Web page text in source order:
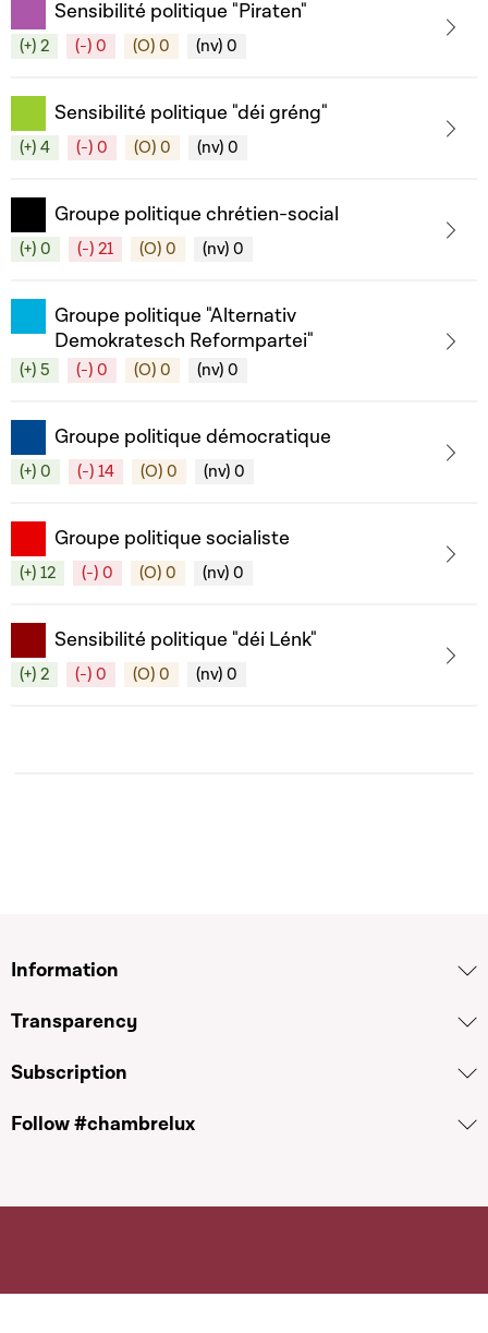
Sensibilité politique "Piraten"
(+) 2 (-) 0 (O) 0 (nv) 0
Sensibilité politique "déi gréng"
(+) 4 (-) 0 (O) 0 (nv) 0
Groupe politique chrétien-social
(+) 0 (-) 21 (O) 0 (nv) 0
Groupe politique "Alternativ
Demokratesch Reformpartei"
(+) 5 (-) 0 (O) 0 (nv) 0
Groupe politique démocratique
(+) 0 (-) 14 (O) 0 (nv) 0
Groupe politique socialiste
(+) 12 (-) 0 (O) 0 (nv) 0
Sensibilité politique "déi Lénk"
(+) 2 (-) 0 (O) 0 (nv) 0
Information
Transparency
Subscription
Follow #chambrelux